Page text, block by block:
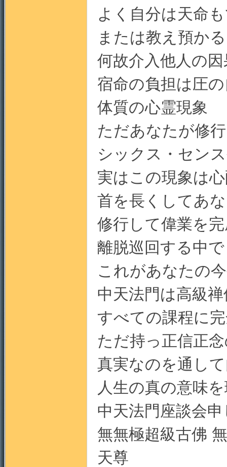
よく自分は天命
または教え預かる
何故介入他人の
宿命の負担は圧
体質の心霊現象
ただあなたが修
シックス・セン
実はこの現象は
首を長くしてあ
修行して偉業を
離脱巡回する中で
これがあなたの
中天法門は高級
すべての課程に
ただ持っ正信正
真実なのを通し
人生の真の意味
中天法門座談会
無無極超級古佛
天尊